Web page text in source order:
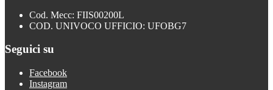
Cod. Mecc: FIIS00200L
COD. UNIVOCO UFFICIO: UFOBG7
Seguici su
Facebook
Instagram